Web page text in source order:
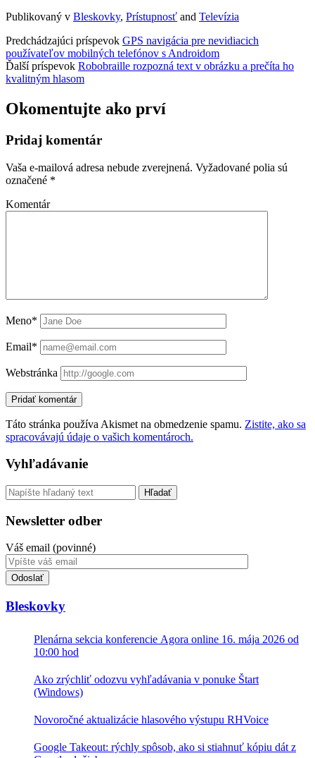
Publikovaný v Bleskovky, Prístupnosť and Televízia
Predchádzajúci príspevok GPS navigácia pre nevidiacich
používateľov mobilných telefónov s Androidom
Ďalší príspevok Robobraille rozpozná text v obrázku a prečíta ho
kvalitným hlasom
Okomentujte ako prví
Pridaj komentár
Vaša e-mailová adresa nebude zverejnená. Vyžadované polia sú
označené *
Komentár
Meno*
Email*
Webstránka
Táto stránka používa Akismet na obmedzenie spamu. Zistite, ako sa
spracovávajú údaje o vašich komentároch.
Sidebar
Vyhľadávanie
Vyhľadávanie
Newsletter odber
Váš email (povinné)
Toto
pole
nevyplňujte.
Bleskovky
Plenárna sekcia konferencie Agora online 16. mája 2026 od
10:00 hod
Ako zrýchliť odozvu vyhľadávania v ponuke Štart
(Windows)
Novoročné aktualizácie hlasového výstupu RHVoice
Google Takeout: rýchly spôsob, ako si stiahnuť kópiu dát z